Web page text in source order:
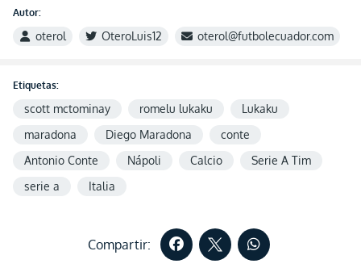
Autor:
oterol OteroLuis12 oterol@futbolecuador.com
Etiquetas:
scott mctominay romelu lukaku
Lukaku
maradona
Diego Maradona
conte
Antonio Conte
Nápoli Calcio
Serie A Tim
serie a
Italia
Compartir: